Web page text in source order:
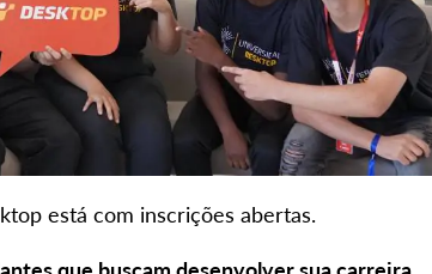
está com inscrições abertas.